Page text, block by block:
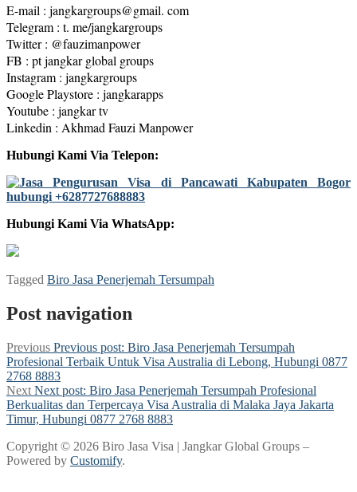
E-mail : jangkargroups@gmail. com
Telegram : t. me/jangkargroups
Twitter : @fauzimanpower
FB : pt jangkar global groups
Instagram : jangkargroups
Google Playstore : jangkarapps
Youtube : jangkar tv
Linkedin : Akhmad Fauzi Manpower
Hubungi Kami Via Telepon:
Hubungi Kami Via WhatsApp:
Tagged Biro Jasa Penerjemah Tersumpah
Post navigation
Previous Previous post: Biro Jasa Penerjemah Tersumpah
Profesional Terbaik Untuk Visa Australia di Lebong, Hubungi 0877
2768 8883
Next Next post: Biro Jasa Penerjemah Tersumpah Profesional
Berkualitas dan Terpercaya Visa Australia di Malaka Jaya Jakarta
Timur, Hubungi 0877 2768 8883
Copyright © 2026 Biro Jasa Visa | Jangkar Global Groups –
Powered by Customify.